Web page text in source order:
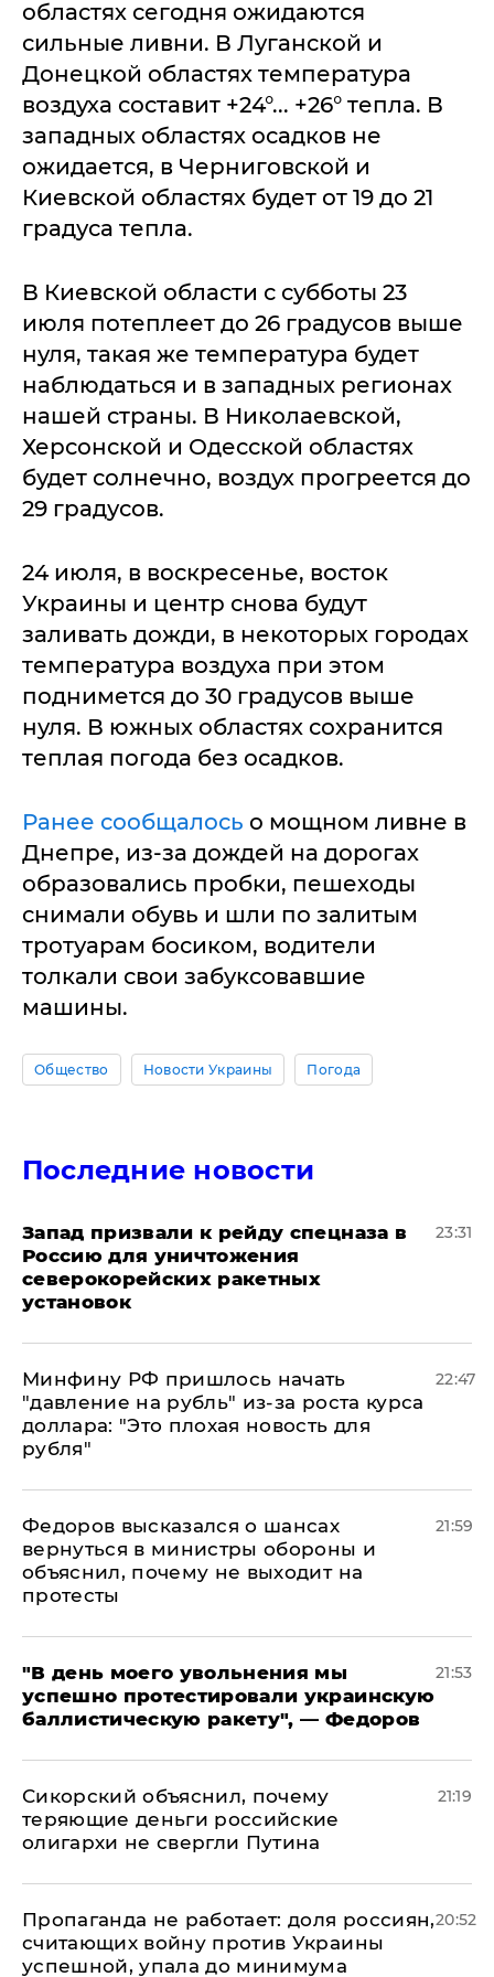
областях сегодня ожидаются
сильные ливни. В Луганской и
Донецкой областях температура
воздуха составит +24°... +26° тепла. В
западных областях осадков не
ожидается, в Черниговской и
Киевской областях будет от 19 до 21
градуса тепла.
В Киевской области с субботы 23
июля потеплеет до 26 градусов выше
нуля, такая же температура будет
наблюдаться и в западных регионах
нашей страны. В Николаевской,
Херсонской и Одесской областях
будет солнечно, воздух прогреется до
29 градусов.
24 июля, в воскресенье, восток
Украины и центр снова будут
заливать дожди, в некоторых городах
температура воздуха при этом
поднимется до 30 градусов выше
нуля. В южных областях сохранится
теплая погода без осадков.
Ранее сообщалось о мощном ливне в
Днепре, из-за дождей на дорогах
образовались пробки, пешеходы
снимали обувь и шли по залитым
тротуарам босиком, водители
толкали свои забуксовавшие
машины.
Общество Новости Украины Погода
Последние новости
Запад призвали к рейду спецназа в
Россию для уничтожения
северокорейских ракетных
установок
23:31
Минфину РФ пришлось начать
"давление на рубль" из-за роста курса
доллара: "Это плохая новость для
рубля"
22:47
Федоров высказался о шансах
вернуться в министры обороны и
объяснил, почему не выходит на
протесты
21:59
​"В день моего увольнения мы
успешно протестировали украинскую
баллистическую ракету", — Федоров
21:53
Сикорский объяснил, почему
теряющие деньги российские
олигархи не свергли Путина
21:19
​Пропаганда не работает: доля россиян,
считающих войну против Украины
успешной, упала до минимума
20:52